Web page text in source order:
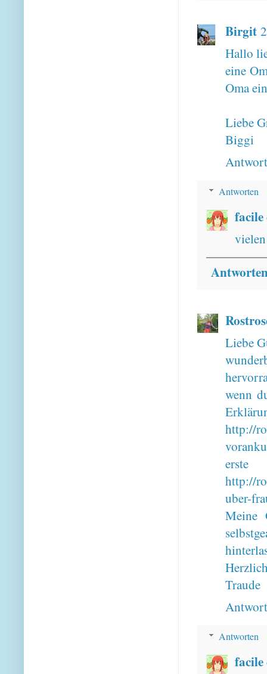
Birgit
Hallo
eine
Oma
Liebe
Biggi
Antworten
facile
Liebe
wenn
http://
erste
http://
uber-
Meine
Traude
Antworten
facile